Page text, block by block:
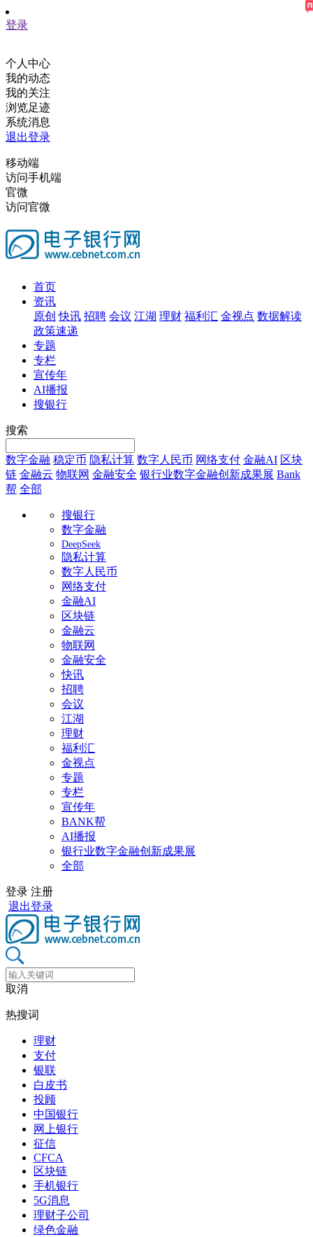
登录
个人中心
我的动态
我的关注
浏览足迹
系统消息
退出登录
移动端
访问手机端
官微
访问官微
首页
资讯
原创 快讯 招聘 会议 江湖 理财 福利汇 金视点 数据解读
政策速递
专题
专栏
宣传年
AI播报
搜银行
搜索
数字金融 稳定币 隐私计算 数字人民币 网络支付 金融AI 区块
链 金融云 物联网 金融安全 银行业数字金融创新成果展 Bank
帮 全部
搜银行
数字金融
DeepSeek
隐私计算
数字人民币
网络支付
金融AI
区块链
金融云
物联网
金融安全
快讯
招聘
会议
江湖
理财
福利汇
金视点
专题
专栏
宣传年
BANK帮
AI播报
银行业数字金融创新成果展
全部
登录 注册
退出登录
取消
热搜词
理财
支付
银联
白皮书
投顾
中国银行
网上银行
征信
CFCA
区块链
手机银行
5G消息
理财子公司
绿色金融